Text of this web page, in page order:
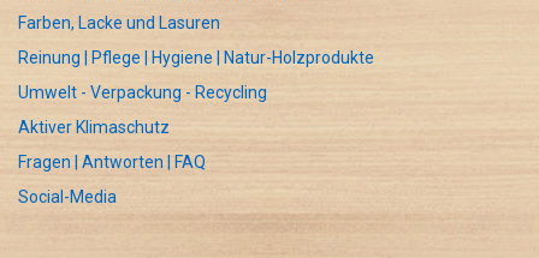
Farben, Lacke und Lasuren
Reinung | Pflege | Hygiene | Natur-Holzprodukte
Umwelt - Verpackung - Recycling
Aktiver Klimaschutz
Fragen | Antworten | FAQ
Social-Media